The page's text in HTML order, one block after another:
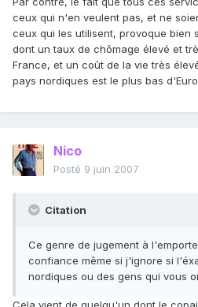
ceux qui n'en veulent pas, et ne
ceux qui les utilisent, provoque bien
dont un taux de chômage élevé et
France, et un coût de la vie très
pays nordiques est le plus bas
Nico
Posté 9 juin 2007
Citation
Ce genre de jugement à
confiance même si j'ignore si
nordiques ou des gens qui vous